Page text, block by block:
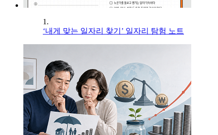
1.
‘내게 맞는 일자리 찾기’ 일자리 탐험 노트